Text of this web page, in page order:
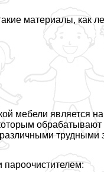
материалы, как
мебели является
различными трудными